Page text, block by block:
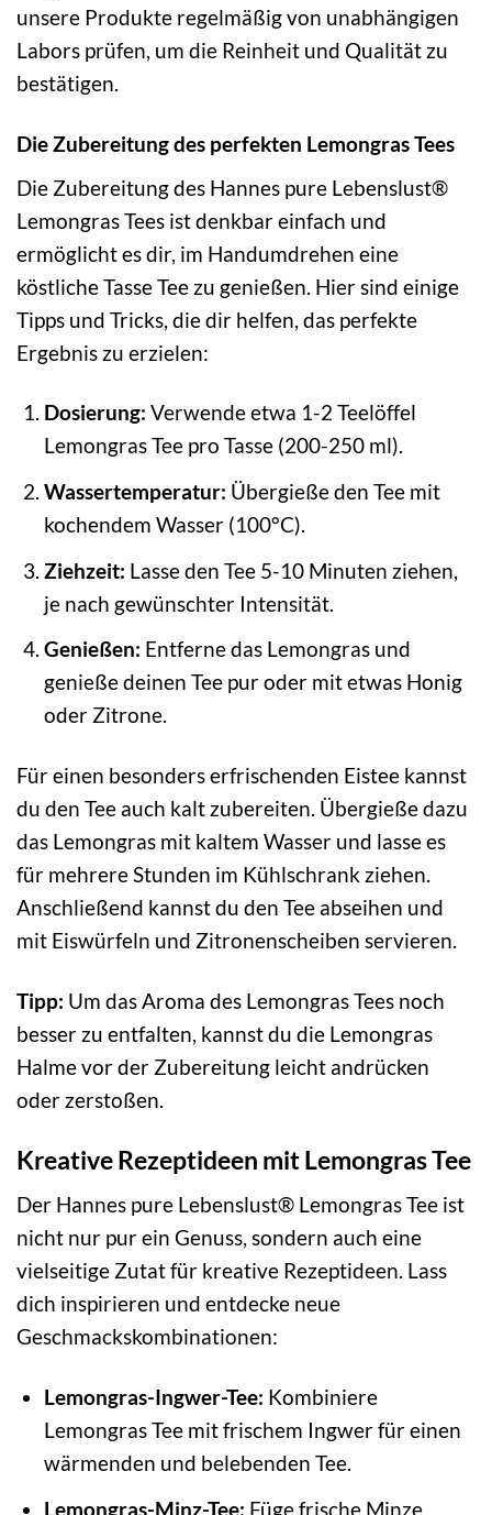
unsere Produkte regelmäßig von unabhängigen
Labors prüfen, um die Reinheit und Qualität zu
bestätigen.
Die Zubereitung des perfekten Lemongras Tees
Die Zubereitung des Hannes pure Lebenslust®
Lemongras Tees ist denkbar einfach und
ermöglicht es dir, im Handumdrehen eine
köstliche Tasse Tee zu genießen. Hier sind einige
Tipps und Tricks, die dir helfen, das perfekte
Ergebnis zu erzielen:
Dosierung: Verwende etwa 1-2 Teelöffel
Lemongras Tee pro Tasse (200-250 ml).
Wassertemperatur: Übergieße den Tee mit
kochendem Wasser (100°C).
Ziehzeit: Lasse den Tee 5-10 Minuten ziehen,
je nach gewünschter Intensität.
Genießen: Entferne das Lemongras und
genieße deinen Tee pur oder mit etwas Honig
oder Zitrone.
Für einen besonders erfrischenden Eistee kannst
du den Tee auch kalt zubereiten. Übergieße dazu
das Lemongras mit kaltem Wasser und lasse es
für mehrere Stunden im Kühlschrank ziehen.
Anschließend kannst du den Tee abseihen und
mit Eiswürfeln und Zitronenscheiben servieren.
Tipp: Um das Aroma des Lemongras Tees noch
besser zu entfalten, kannst du die Lemongras
Halme vor der Zubereitung leicht andrücken
oder zerstoßen.
Kreative Rezeptideen mit Lemongras Tee
Der Hannes pure Lebenslust® Lemongras Tee ist
nicht nur pur ein Genuss, sondern auch eine
vielseitige Zutat für kreative Rezeptideen. Lass
dich inspirieren und entdecke neue
Geschmackskombinationen:
Lemongras-Ingwer-Tee: Kombiniere
Lemongras Tee mit frischem Ingwer für einen
wärmenden und belebenden Tee.
Lemongras-Minz-Tee: Füge frische Minze